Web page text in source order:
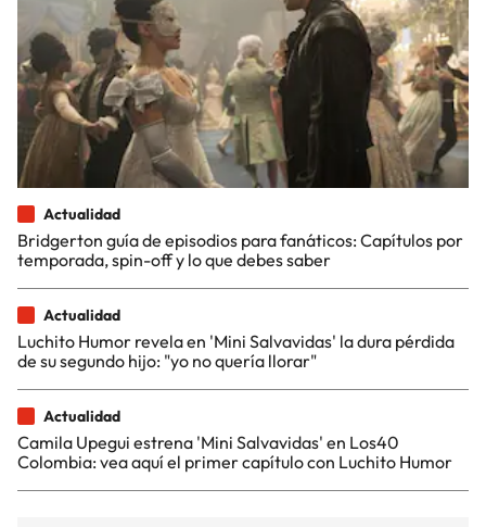
Actualidad
Bridgerton guía de episodios para fanáticos: Capítulos por
temporada, spin-off y lo que debes saber
Actualidad
Luchito Humor revela en 'Mini Salvavidas' la dura pérdida
de su segundo hijo: "yo no quería llorar"
Actualidad
Camila Upegui estrena 'Mini Salvavidas' en Los40
Colombia: vea aquí el primer capítulo con Luchito Humor